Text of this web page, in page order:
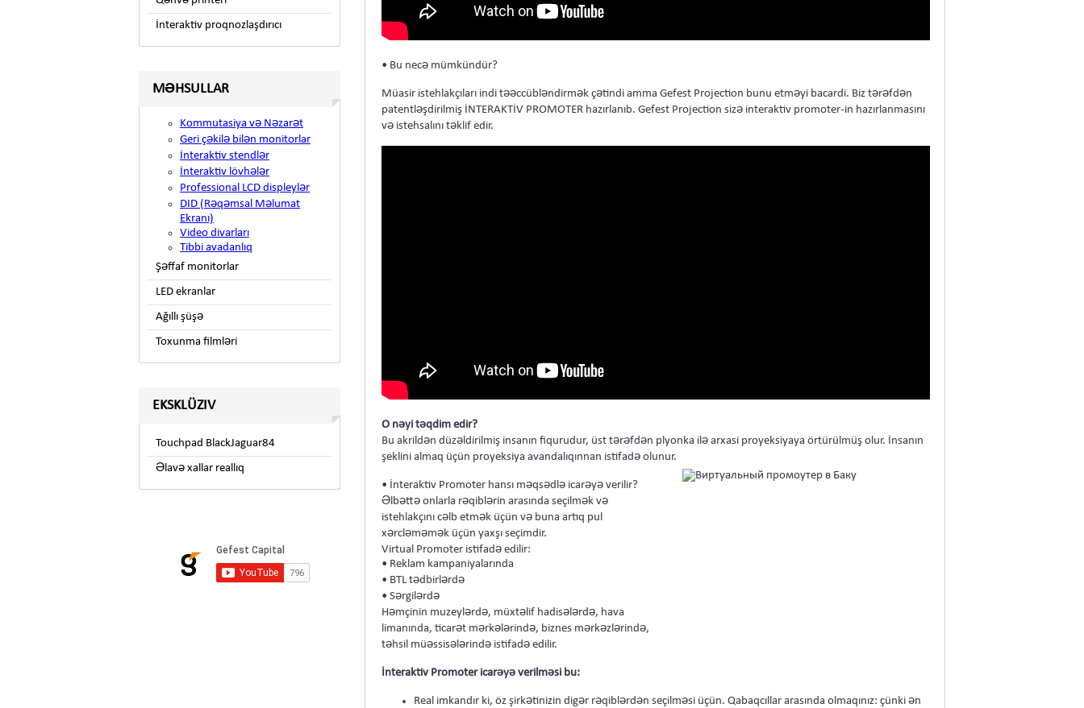
İnteraktiv proqnozlaşdırıcı
MƏHSULLAR
Kommutasiya və Nəzarət
Geri çəkilə bilən monitorlar
İnteraktiv stendlər
İnteraktiv lövhələr
Professional LCD displeylər
DID (Rəqəmsal Məlumat
Ekranı)
Video divarları
Tibbi avadanlıq
Şəffaf monitorlar
LED ekranlar
Ağıllı şüşə
Toxunma filmləri
EKSKLÜZIV
Touchpad BlackJaguar84
Əlavə xallar reallıq
• Bu necə mümkündür?
Müasir istehlakçıları indi təəccübləndirmək çətindi amma Gefest Projection bunu etməyi bacardi. Biz tərəfdən
patentləşdirilmiş İNTERAKTİV PROMOTER hazırlanıb. Gefest Projection sizə interaktiv promoter-in hazırlanmasını
və istehsalını təklif edir.
O nəyi təqdim edir?
Bu akrildən düzəldirilmiş insanın fiqurudur, üst tərəfdən plyonka ilə arxasi proyeksiyaya örtürülmüş olur. İnsanın
şeklini almaq üçün proyeksiya avandalıqınnan istifadə olunur.
• İnteraktiv Promoter hansı məqsədlə icarəyə verilir?
Əlbəttə onlarla rəqiblərin arasında seçilmək və
istehlakçını cəlb etmək üçün və buna artıq pul
xərcləməmək üçün yaxşı seçimdir.
Virtual Promoter istifadə edilir:
• Reklam kampaniyalarında
• BTL tədbirlərdə
• Sərgilərdə
Həmçinin muzeylərdə, müxtəlif hadisələrdə, hava
limanında, ticarət mərkələrində, biznes mərkəzlərində,
təhsil müəssisələrində istifadə edilir.
İnteraktiv Promoter icarəyə verilməsi bu:
Real imkandır ki, öz şirkətinizin digər rəqiblərdən seçilməsi üçün. Qabaqcıllar arasında olmaqınız: çünki ən